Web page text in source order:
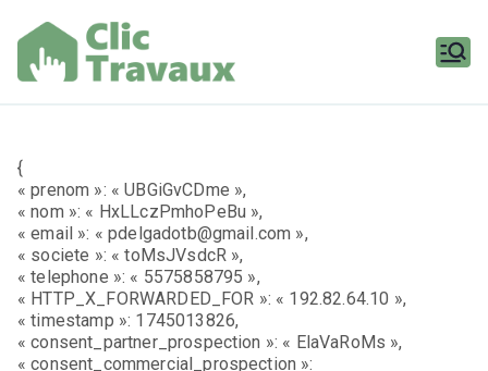
contenu
{
« prenom »: « UBGiGvCDme »,
« nom »: « HxLLczPmhoPeBu »,
« email »: « pdelgadotb@gmail.com »,
« societe »: « toMsJVsdcR »,
« telephone »: « 5575858795 »,
« HTTP_X_FORWARDED_FOR »: « 192.82.64.10 »,
« timestamp »: 1745013826,
« consent_partner_prospection »: « ElaVaRoMs »,
« consent_commercial_prospection »: